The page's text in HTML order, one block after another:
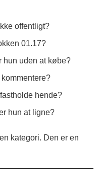
offentligt?
01.17?
hun uden at købe?
hende?
hun at ligne?
kategori. Den er en